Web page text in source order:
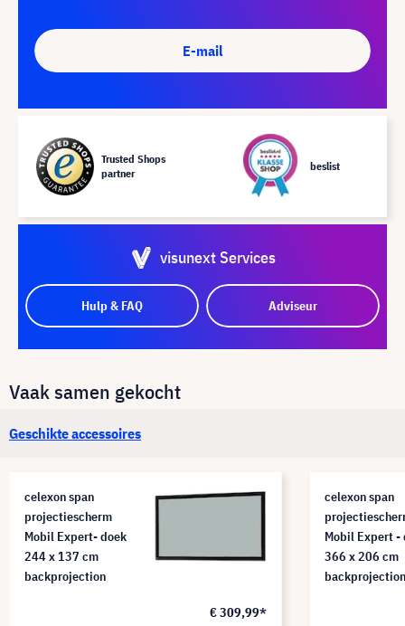
E-mail
Trusted Shops
partner
beslist
visunext Services
Hulp & FAQ Adviseur
Vaak samen gekocht
Geschikte accessoires
celexon span
projectiescherm
Mobil Expert- doek
244 x 137 cm
backprojection
€ 309,99*
celexon span
Mobil Expert -
366 x 206 cm
backprojection